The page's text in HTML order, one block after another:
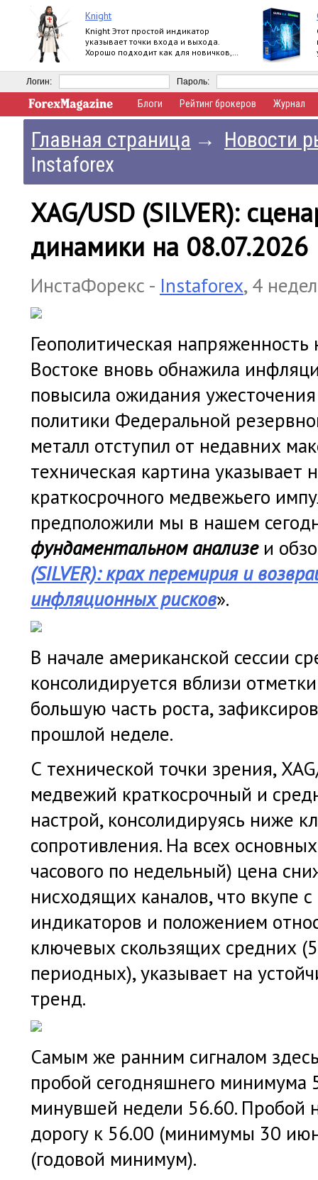
Knight
Knight Этот простой индикатор
указывает точки входа и выхода.
Хорошо подходит как для новичков,
работает на
Логин: Пароль:
Блоги Рейтинг брокеров Журнал
Главная страница → Новости
Instaforex
XAG/USD (SILVER):
динамики на 08.07.2026
ИнстаФорекс - Instaforex,4
Геополитическая
Востоке вновь обнажила
повысила ожидания
политики Федеральной
металл отступил от недавних
техническая картина указывает
краткосрочного медвежьего
предположили мы в нашем
фундаментальном анализеи
(SILVER): крах перемирия и
инфляционных рисков».
В начале американской сессии
консолидируется вблизи
большую часть роста,
прошлой неделе.
С технической точки зрения,
медвежий краткосрочный и
настрой, консолидируясь ниже
сопротивления. На всех
часового по недельный) цена
нисходящих каналов, что вкупе
индикаторов и положением
ключевых скользящих средних
периодных), указывает на
тренд.
Самым же ранним сигналом
пробой сегодняшнего
минувшей недели 56.60. Пробой
дорогу к 56.00 (минимумы 30
(годовой минимум).